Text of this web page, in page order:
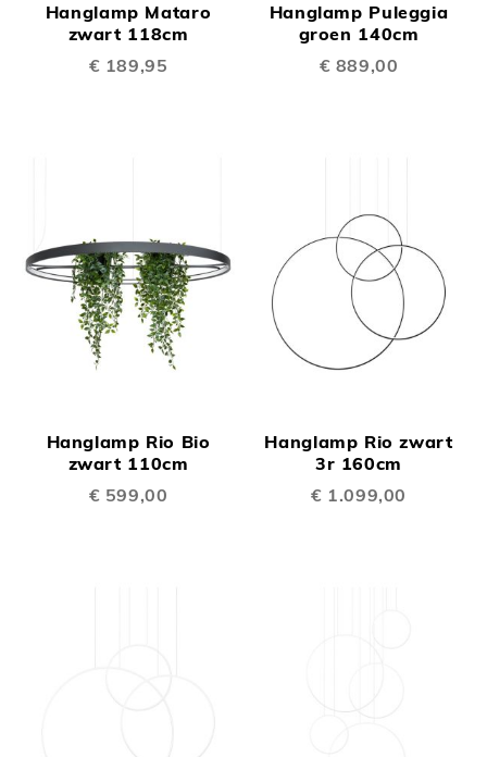
Hanglamp Mataro
zwart 118cm
€ 189,95
Hanglamp Puleggia
groen 140cm
€ 889,00
Hanglamp Rio Bio
zwart 110cm
€ 599,00
Hanglamp Rio zwart
3r 160cm
€ 1.099,00